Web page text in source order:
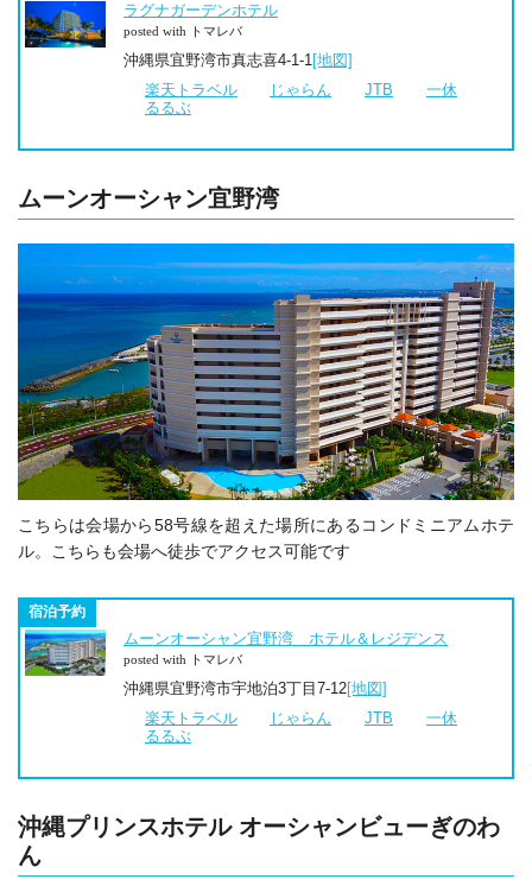
ラグナガーデンホテル
posted with トマレバ
沖縄県宜野湾市真志喜4-1-1[地図]
楽天トラベル
じゃらん JTB
一休
るるぶ
ムーンオーシャン宜野湾
こちらは会場から58号線を超えた場所にあるコンドミニアムホテ
ル。こちらも会場へ徒歩でアクセス可能です
宿泊予約
ムーンオーシャン宜野湾 ホテル＆レジデンス
posted with トマレバ
沖縄県宜野湾市宇地泊3丁目7-12[地図]
楽天トラベル
じゃらん JTB
一休
るるぶ
沖縄プリンスホテル オーシャンビューぎのわ
ん